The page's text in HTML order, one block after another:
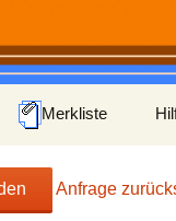
Merkliste
Anfrage